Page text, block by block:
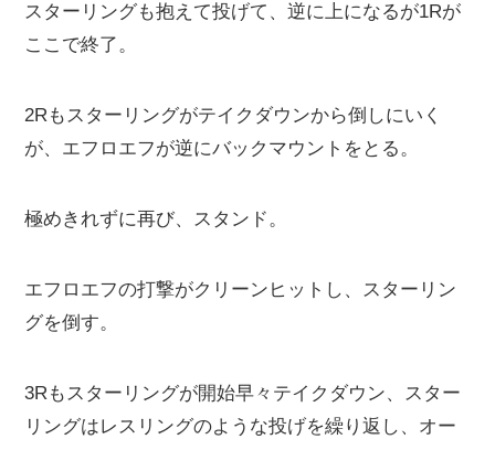
スターリングも抱えて投げて、逆に上になるが1Rが
ここで終了。
2Rもスターリングがテイクダウンから倒しにいく
が、エフロエフが逆にバックマウントをとる。
極めきれずに再び、スタンド。
エフロエフの打撃がクリーンヒットし、スターリン
グを倒す。
3Rもスターリングが開始早々テイクダウン、スター
リングはレスリングのような投げを繰り返し、オー